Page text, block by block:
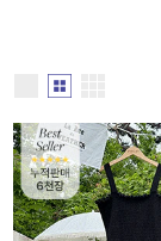
니트
수영복